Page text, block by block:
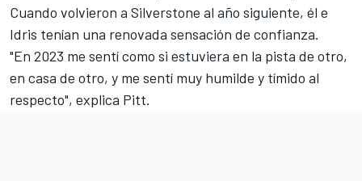
Cuando volvieron a Silverstone al año siguiente, él e
Idris tenían una renovada sensación de confianza.
"En 2023 me sentí como si estuviera en la pista de otro,
en casa de otro, y me sentí muy humilde y tímido al
respecto", explica Pitt.